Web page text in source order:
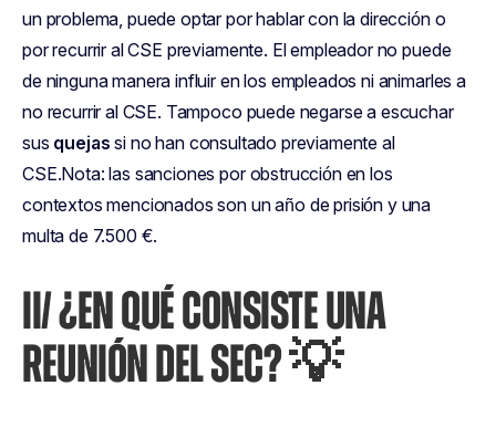
un problema, puede optar por hablar con la dirección o
por recurrir al CSE previamente. El empleador no puede
de ninguna manera influir en los empleados ni animarles a
no recurrir al CSE. Tampoco puede negarse a escuchar
sus quejas si no han consultado previamente al
CSE.Nota: las sanciones por obstrucción en los
contextos mencionados son un año de prisión y una
multa de 7.500 €.
II/ ¿EN QUÉ CONSISTE UNA
REUNIÓN DEL SEC? 💡